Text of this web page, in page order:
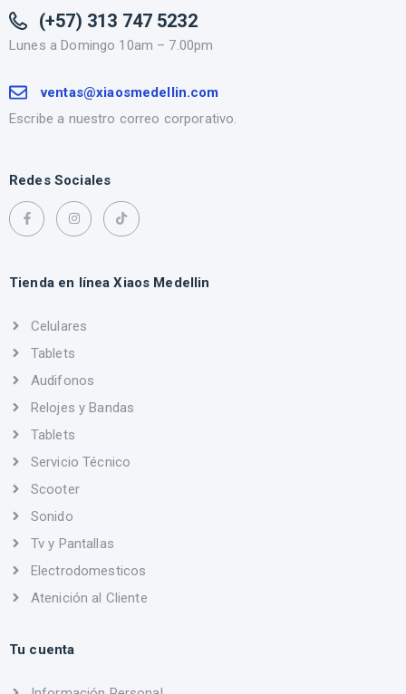
(+57) 313 747 5232
Lunes a Domingo 10am – 7.00pm
ventas@xiaosmedellin.com
Escribe a nuestro correo corporativo.
Redes Sociales
Tienda en línea Xiaos Medellin
Celulares
Tablets
Audifonos
Relojes y Bandas
Tablets
Servicio Técnico
Scooter
Sonido
Tv y Pantallas
Electrodomesticos
Atenición al Cliente
Tu cuenta